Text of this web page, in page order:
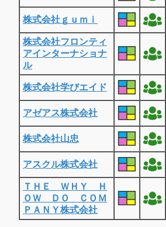
株式会社ｇｕｍｉ
株式会社フロンティ
アインターナショナ
ル
株式会社学びエイド
アゼアス株式会社
株式会社山忠
アスクル株式会社
ＴＨＥ ＷＨＹ Ｈ
ＯＷ ＤＯ ＣＯＭ
ＰＡＮＹ株式会社